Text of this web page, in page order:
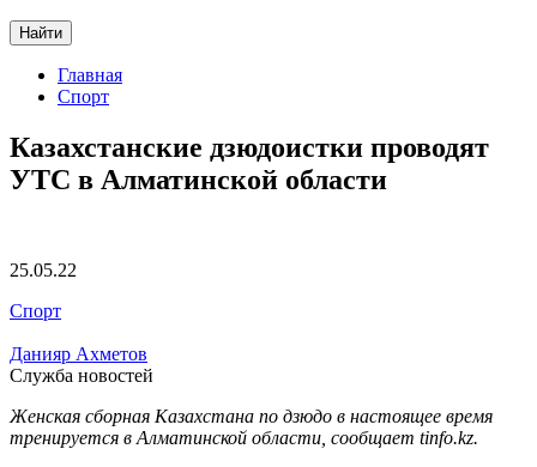
Найти
Главная
Спорт
Казахстанские дзюдоистки проводят
УТС в Алматинской области
25.05.22
Спорт
Данияр Ахметов
Служба новостей
Женская сборная Казахстана по дзюдо в настоящее время
тренируется в Алматинской области, сообщает tinfo.kz.